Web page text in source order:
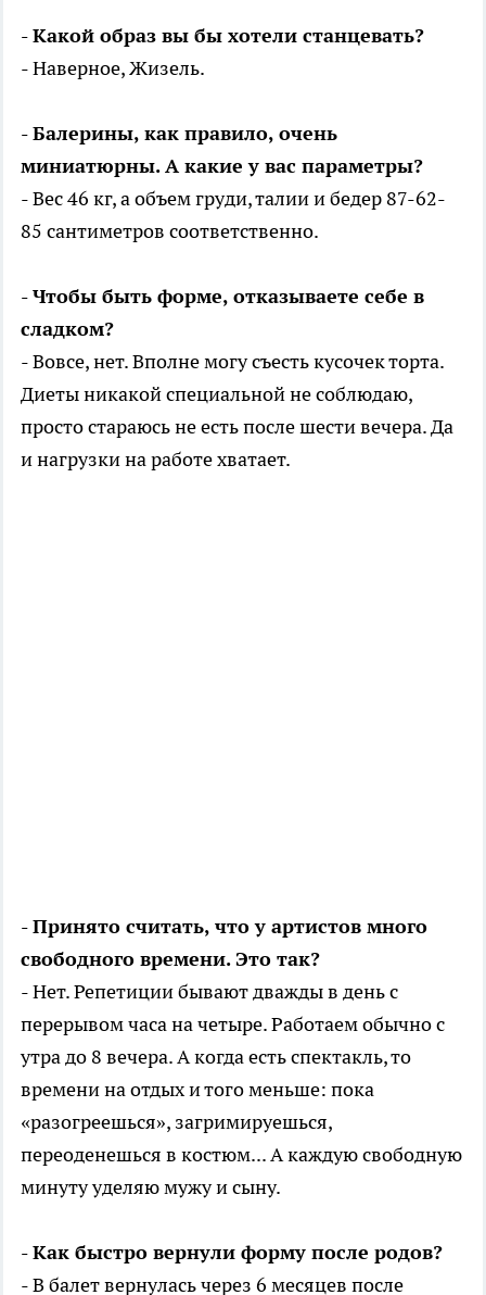
- Какой образ вы бы хотели станцевать?
- Наверное, Жизель.
- Балерины, как правило, очень
миниатюрны. А какие у вас параметры?
- Вес 46 кг, а объем груди, талии и бедер 87-62-
85 сантиметров соответственно.
- Чтобы быть форме, отказываете себе в
сладком?
- Вовсе, нет. Вполне могу съесть кусочек торта.
Диеты никакой специальной не соблюдаю,
просто стараюсь не есть после шести вечера. Да
и нагрузки на работе хватает.
- Принято считать, что у артистов много
свободного времени. Это так?
- Нет. Репетиции бывают дважды в день с
перерывом часа на четыре. Работаем обычно с
утра до 8 вечера. А когда есть спектакль, то
времени на отдых и того меньше: пока
«разогреешься», загримируешься,
переоденешься в костюм... А каждую свободную
минуту уделяю мужу и сыну.
- Как быстро вернули форму после родов?
- В балет вернулась через 6 месяцев после